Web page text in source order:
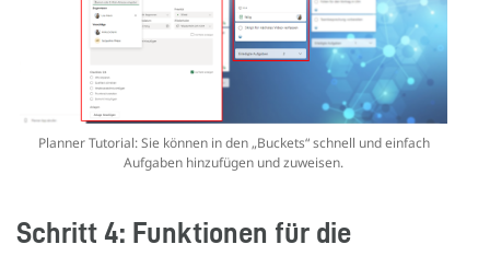
Planner Tutorial: Sie können in den „Buckets“ schnell und einfach
Aufgaben hinzufügen und zuweisen.
Schritt 4: Funktionen für die